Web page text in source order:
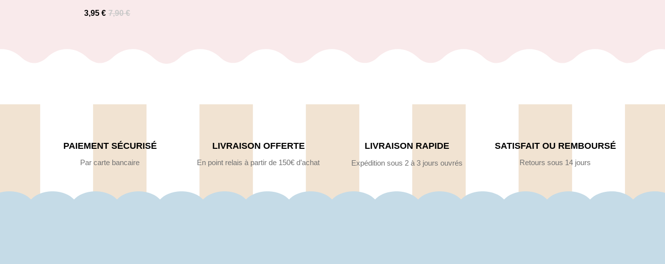
7,90€
3,95€
PAIEMENT SÉCURISÉ
Par carte bancaire
LIVRAISON OFFERTE
En point relais à partir de 150€ d’achat
LIVRAISON RAPIDE
Expédition sous 2 à 3 jours ouvrés
SATISFAIT OU REMBOURSÉ
Retours sous 14 jours